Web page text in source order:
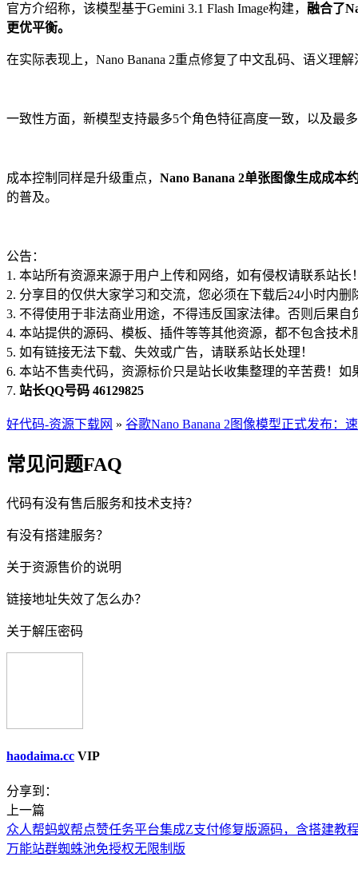
官方介绍称，该模型基于Gemini 3.1 Flash Image构建， 融合了
更优平衡。
在实际表现上，Nano Banana 2重点修复了中文乱码、语义
一致性方面，新模型支持最多5个角色特征高度一致，以及最
成本控制同样是升级重点， Nano Banana 2单张图像生成成本
的普及。
公告：
1. 本站所有资源来源于用户上传和网络，如有侵权请联系站长
2. 分享目的仅供大家学习和交流，您必须在下载后24小时内删
3. 不得使用于非法商业用途，不得违反国家法律。否则后果自
4. 本站提供的源码、模板、插件等等其他资源，都不包含技术
5. 如有链接无法下载、失效或广告，请联系站长处理！
6. 本站不售卖代码，资源标价只是站长收集整理的辛苦费！
7. 站长QQ号码 46129825
好代码-资源下载网 » 谷歌Nano Banana 2图像模型正式发布：
常见问题FAQ
代码有没有售后服务和技术支持？
有没有搭建服务？
关于资源售价的说明
链接地址失效了怎么办？
关于解压密码
haodaima.cc VIP
分享到：
上一篇
众人帮蚂蚁帮点赞任务平台集成Z支付修复版源码，含搭建教
万能站群蜘蛛池免授权无限制版